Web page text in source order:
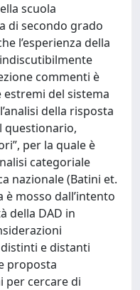
scuola
di secondo grado
l’esperienza della
commenti è
del sistema
della risposta
questionario,
per la quale è
categoriale
nazionale (Batini et.
è mosso dall’intento
della DAD in
e distanti
proposta
per cercare di